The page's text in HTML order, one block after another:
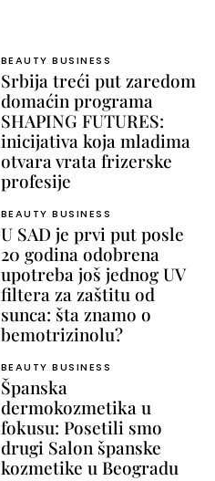
BEAUTY BUSINESS
Srbija treći put zaredom
domaćin programa
SHAPING FUTURES:
inicijativa koja mladima
otvara vrata frizerske
profesije
BEAUTY BUSINESS
U SAD je prvi put posle
20 godina odobrena
upotreba još jednog UV
filtera za zaštitu od
sunca: šta znamo o
bemotrizinolu?
BEAUTY BUSINESS
Španska
dermokozmetika u
fokusu: Posetili smo
drugi Salon španske
kozmetike u Beogradu